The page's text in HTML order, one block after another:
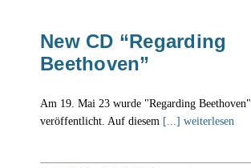
New CD “Regarding
Beethoven”
Am 19. Mai 23 wurde "Regarding Beethoven"
veröffentlicht. Auf diesem [...] weiterlesen